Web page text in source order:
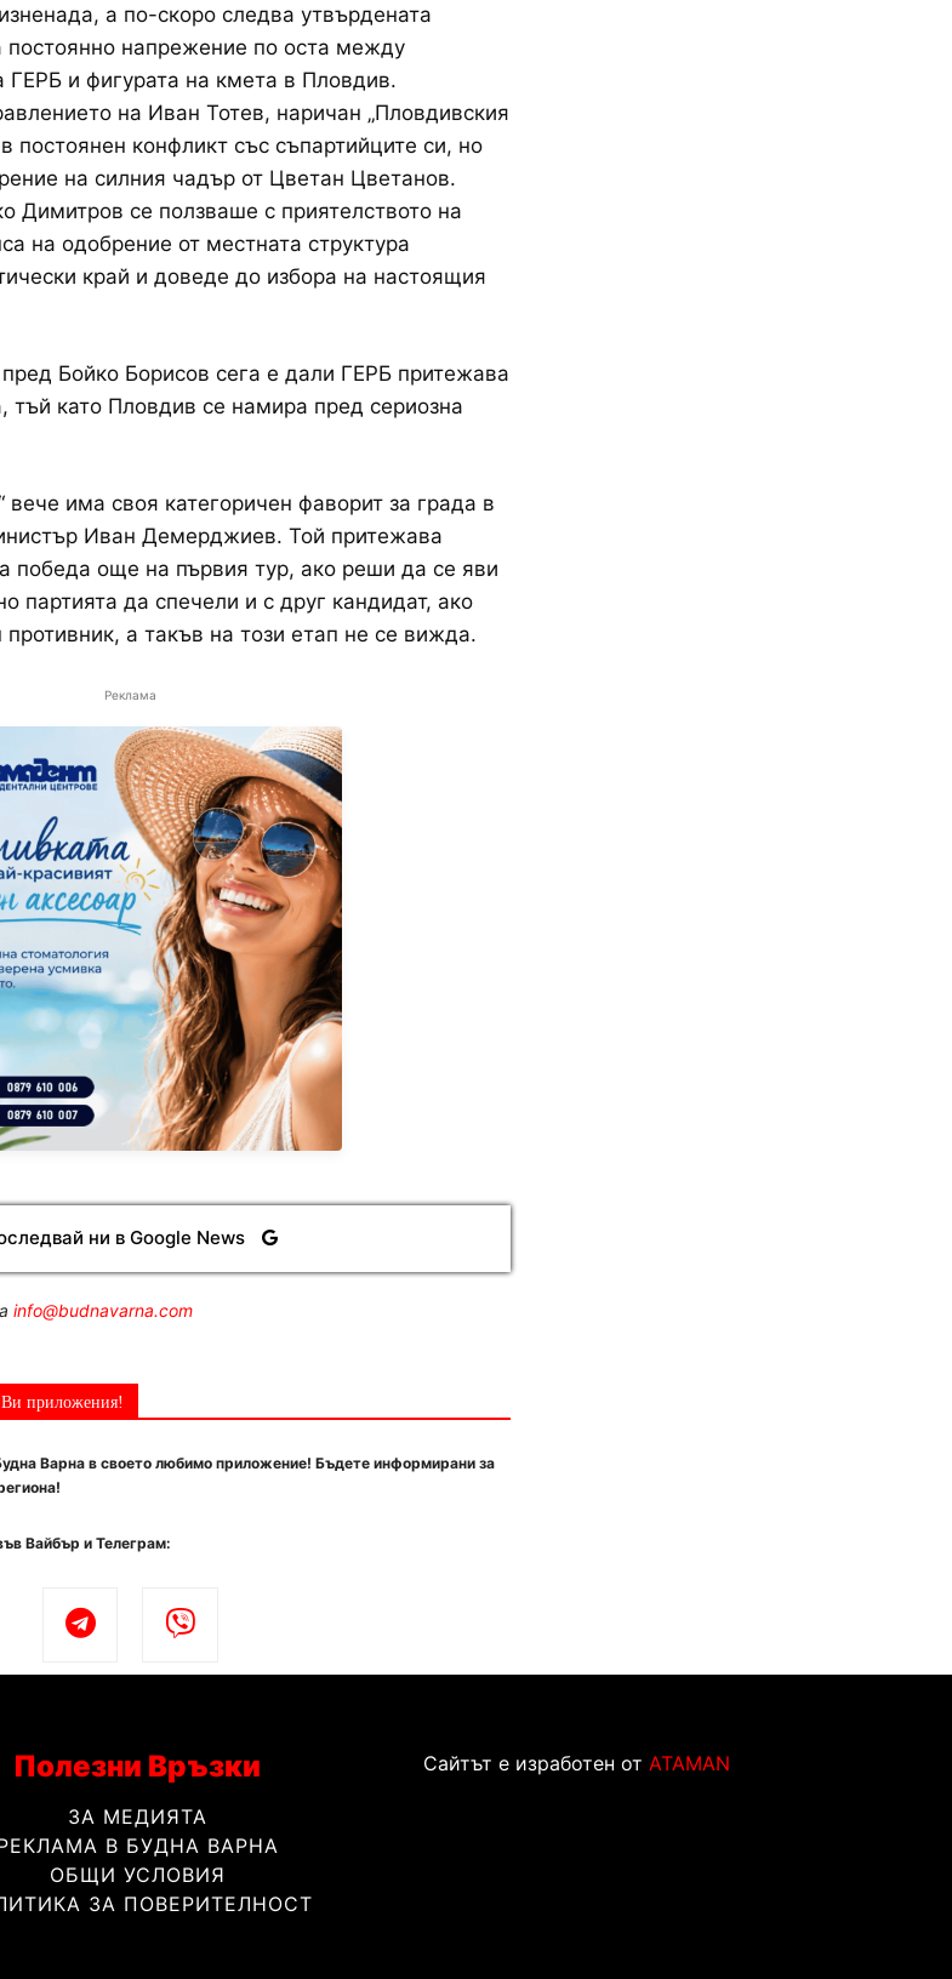
а по-скоро следва утвърдената
постоянно напрежение по оста между
ГЕРБ и фигурата на кмета в Пловдив.
на Иван Тотев, наричан „Пловдивския
постоянен конфликт със съпартийците си, но
на силния чадър от Цветан Цветанов.
Димитров се ползваше с приятелството на
на одобрение от местната структура
край и доведе до избора на настоящия
Бойко Борисов сега е дали ГЕРБ притежава
тъй като Пловдив се намира пред сериозна
вече има своя категоричен фаворит за града в
Иван Демерджиев. Той притежава
победа още на първия тур, ако реши да се яви
партията да спечели и с друг кандидат, ако
а такъв на този етап не се вижда.
Реклама
ни в Google News
info@budnavarna.com
Ви приложения!
Варна в своето любимо приложение! Бъдете информирани за
Вайбър и Телеграм:
Полезни Връзки
ЗА МЕДИЯТА
В БУДНА ВАРНА
ОБЩИ УСЛОВИЯ
ЗА ПОВЕРИТЕЛНОСТ
Сайтът е изработен от ATAMAN